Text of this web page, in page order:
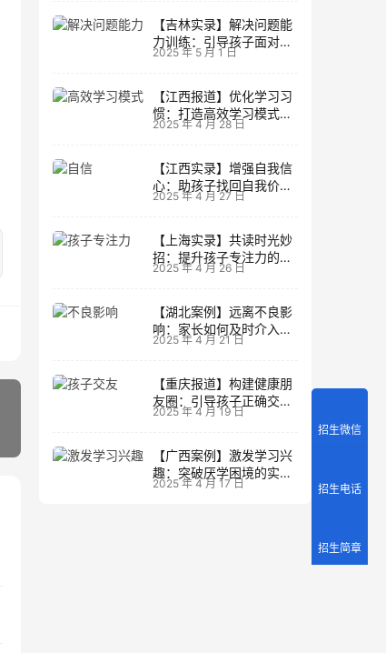
【吉林实录】解决问题能
力训练：引导孩子面对主
动挑战
2025 年 5 月 1 日
【江西报道】优化学习习
惯：打造高效学习模式的
实用技巧
2025 年 4 月 28 日
【江西实录】增强自我信
心：助孩子找回自我价值
的策略
2025 年 4 月 27 日
【上海实录】共读时光妙
招：提升孩子专注力的阅
读策略
2025 年 4 月 26 日
【湖北案例】远离不良影
响：家长如何及时介入调
整方向
2025 年 4 月 21 日
【重庆报道】构建健康朋
友圈：引导孩子正确交友
的实践经验
2025 年 4 月 19 日
【广西案例】激发学习兴
趣：突破厌学困境的实战
经验
2025 年 4 月 17 日
招生微信
招生电话
招生简章